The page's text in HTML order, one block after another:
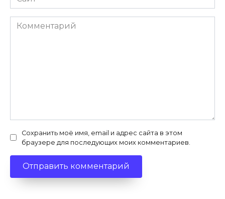
Комментарий
Сохранить моё имя, email и адрес сайта в этом
браузере для последующих моих комментариев.